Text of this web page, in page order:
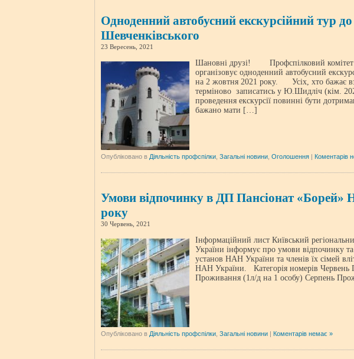
Одноденний автобусний екскурсійний тур
Шевченківського
23 Вересень, 2021
Шановні друзі! Профспілковий комітет
організовує одноденний автобусний
на 2 жовтня 2021 року. Усіх, хто бажає
терміново записатись у Ю.Шидліч (кім.
проведення екскурсії повинні бути
бажано мати […]
Опубліковано в Діяльність профспілки Загальні новини Оголошення | Коментарів
Умови відпочинку в ДП Пансіонат «Борей»
року
30 Червень, 2021
Інформаційний лист Київський
України інформує про умови відпочинку
установ НАН України та членів їх сімей
НАН України. Категорія номерів
Проживання (1л/д на 1 особу) Серпень
Опубліковано в Діяльність профспілки Загальні новини | Коментарів немає »